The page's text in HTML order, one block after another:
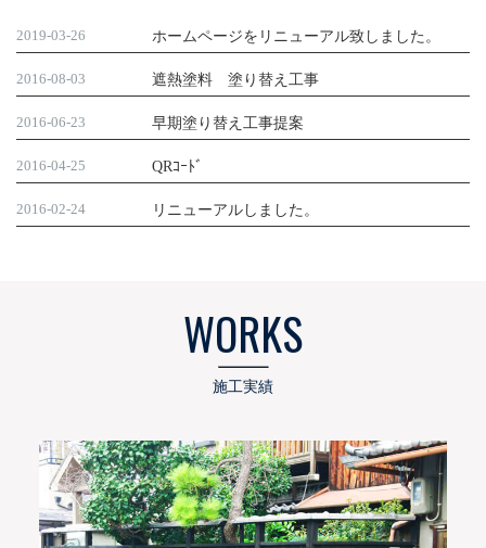
2019-03-26 ホームページをリニューアル致しました。
2016-08-03 遮熱塗料 塗り替え工事
2016-06-23 早期塗り替え工事提案
2016-04-25 QRｺｰﾄﾞ
2016-02-24 リニューアルしました。
WORKS
施工実績